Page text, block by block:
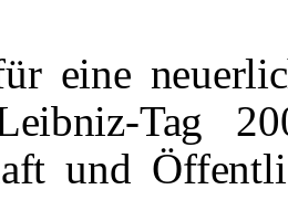
eine
Tag
und